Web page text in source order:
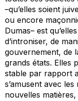
–qu’elles soient
ou encore
Dumas– est
d’introniser, de
gouvernement, de
grands états. Elles
stable par rapport
s’amusent avec
nouvelles